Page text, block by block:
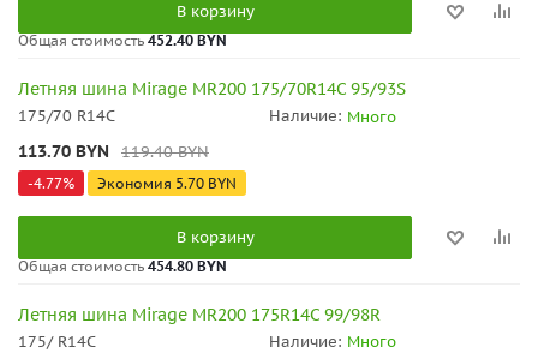
В корзину
Общая стоимость 452.40 BYN
Летняя шина Mirage MR200 175/70R14C 95/93S
175/70 R14C Наличие: Много
113.70 BYN 119.40BYN
-4.77% Экономия 5.70 BYN
В корзину
Общая стоимость454.80 BYN
Летняя шина Mirage MR200 175R14C 99/98R
175/ R14C Наличие: Много